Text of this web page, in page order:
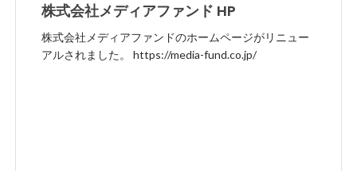
株式会社メディアファンド HP
株式会社メディアファンドのホームページがリニュー
アルされました。 https://media-fund.co.jp/